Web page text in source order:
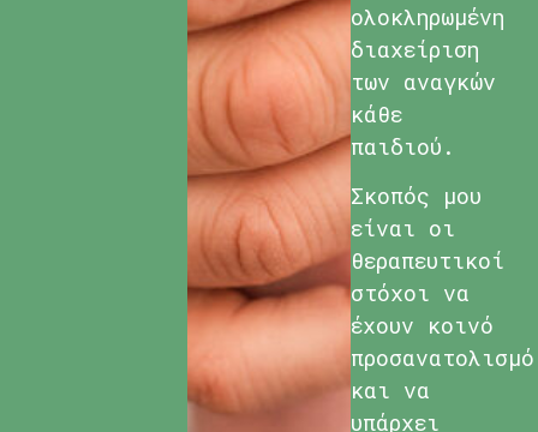
ολοκληρωμένη
διαχείριση
των αναγκών
κάθε
παιδιού.
Σκοπός μου
είναι οι
θεραπευτικοί
στόχοι να
έχουν κοινό
προσανατολισμό
και να
υπάρχει